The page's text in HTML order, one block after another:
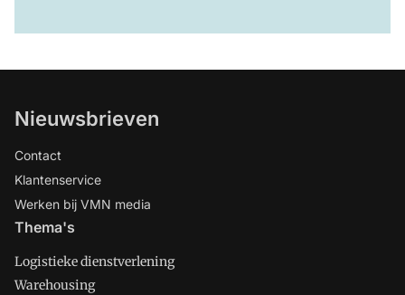
Nieuwsbrieven
Contact
Klantenservice
Werken bij VMN media
Thema's
Logistieke dienstverlening
Warehousing